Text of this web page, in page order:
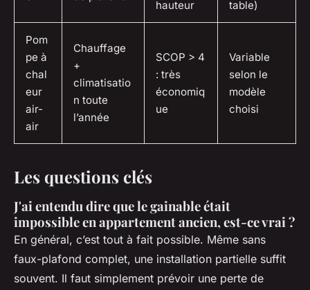
hauteur
table)
Pom
pe à
chal
eur
air-
air
Chauffage
+
climatisatio
n toute
l’année
SCOP > 4
: très
économiq
ue
Variable
selon le
modèle
choisi
Les questions clés
J'ai entendu dire que le gainable était
impossible en appartement ancien, est-ce vrai ?
En général, c’est tout à fait possible. Même sans
faux-plafond complet, une installation partielle suffit
souvent. Il faut simplement prévoir une perte de